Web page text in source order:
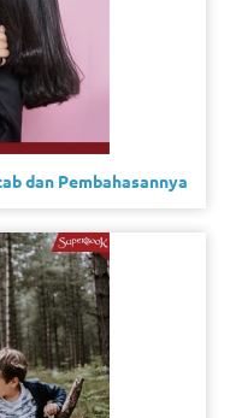
dan Pembahasannya